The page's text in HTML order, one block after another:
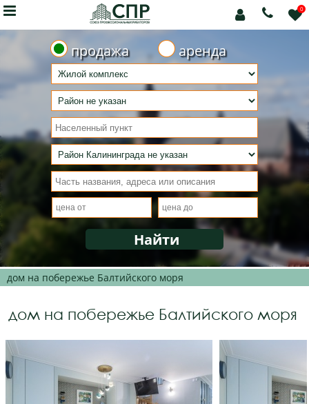
 0


продажа аренда
дом на побережье Балтийского моря
дом на побережье Балтийского моря